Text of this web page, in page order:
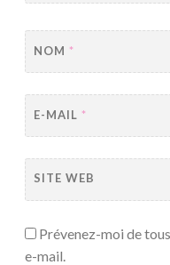
NOM *
E-MAIL *
SITE WEB
Prévenez-moi de
e-mail.